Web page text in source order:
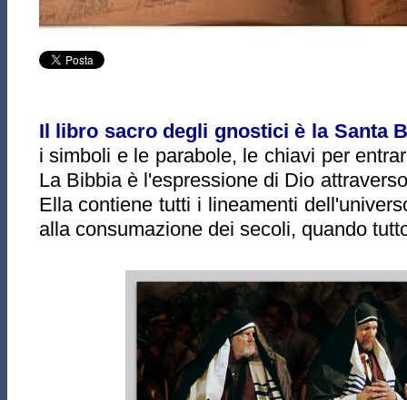
Il libro sacro degli gnostici è la Santa
i simboli e le parabole, le chiavi per
La Bibbia è l'espressione di Dio
Ella contiene tutti i lineamenti
alla consumazione dei secoli, quando